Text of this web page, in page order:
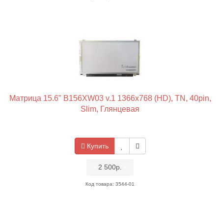
Матрица 15.6" B156XW03 v.1 1366x768 (HD), TN, 40pin,
Slim, Глянцевая
Купить
2 500р.
Код товара: 3544-01